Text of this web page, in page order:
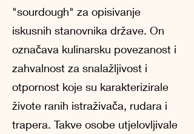
"sourdough" za opisivanje
iskusnih stanovnika države. On
označava kulinarsku povezanost i
zahvalnost za snalažljivost i
otpornost koje su karakterizirale
živote ranih istraživača, rudara i
trapera. Takve osobe utjelovljivale